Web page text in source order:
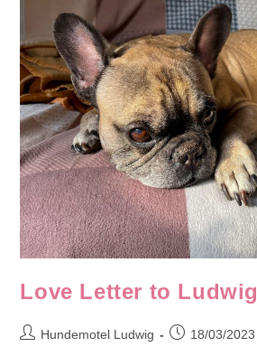
Love Letter to Ludwig
Beitrags-
Hundemotel Ludwig
Beitrag18/03/2023